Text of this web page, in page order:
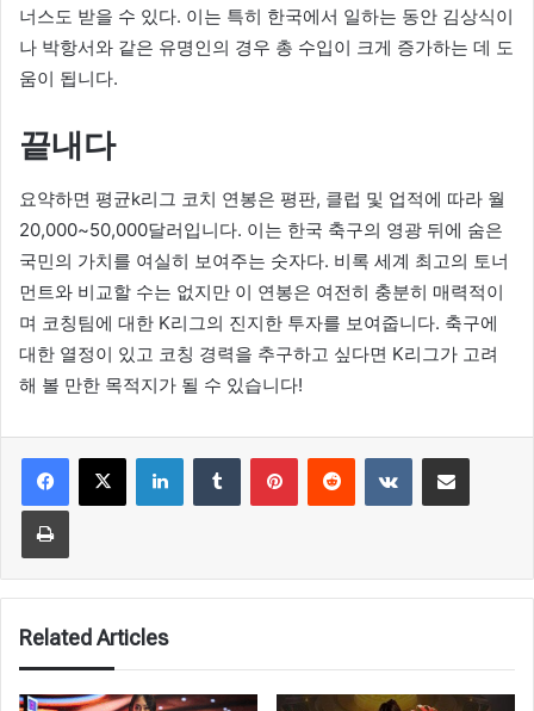
너스도 받을 수 있다. 이는 특히 한국에서 일하는 동안 김상식이
나 박항서와 같은 유명인의 경우 총 수입이 크게 증가하는 데 도
움이 됩니다.
끝내다
요약하면 평균k리그 코치 연봉은 평판, 클럽 및 업적에 따라 월
20,000~50,000달러입니다. 이는 한국 축구의 영광 뒤에 숨은
국민의 가치를 여실히 보여주는 숫자다. 비록 세계 최고의 토너
먼트와 비교할 수는 없지만 이 연봉은 여전히 ​​충분히 매력적이
며 코칭팀에 대한 K리그의 진지한 투자를 보여줍니다. 축구에
대한 열정이 있고 코칭 경력을 추구하고 싶다면 K리그가 고려
해 볼 만한 목적지가 될 수 있습니다!
LinkedInTumblr PinterestReddit VKontakteShare via Email
Print
Related Articles